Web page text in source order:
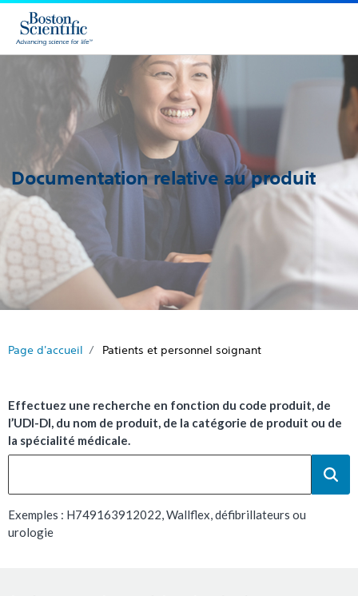
Documentation relative au produit
Page d'accueil Patients et personnel soignant
Effectuez une recherche en fonction du code produit, de
l’UDI-DI, du nom de produit, de la catégorie de produit ou de
la spécialité médicale.
Exemples : H749163912022, Wallflex, défibrillateurs ou
urologie